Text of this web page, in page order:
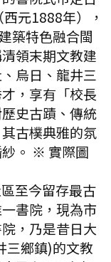
元1888年），
築特色融合閩
領末期文教建
烏日、龍井三
，享有「校長
史古蹟、傳統
古樸典雅的氛
。 ※ 實際圖
至今留存最古
書院，現為市
，乃是昔日大
三鄉鎮)的文教